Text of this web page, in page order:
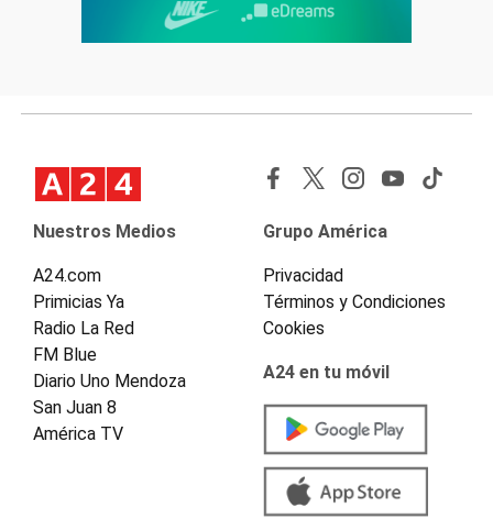
Nuestros Medios
A24.com
Primicias Ya
Radio La Red
FM Blue
Diario Uno Mendoza
San Juan 8
América TV
Grupo América
Privacidad
Términos y Condiciones
Cookies
A24 en tu móvil